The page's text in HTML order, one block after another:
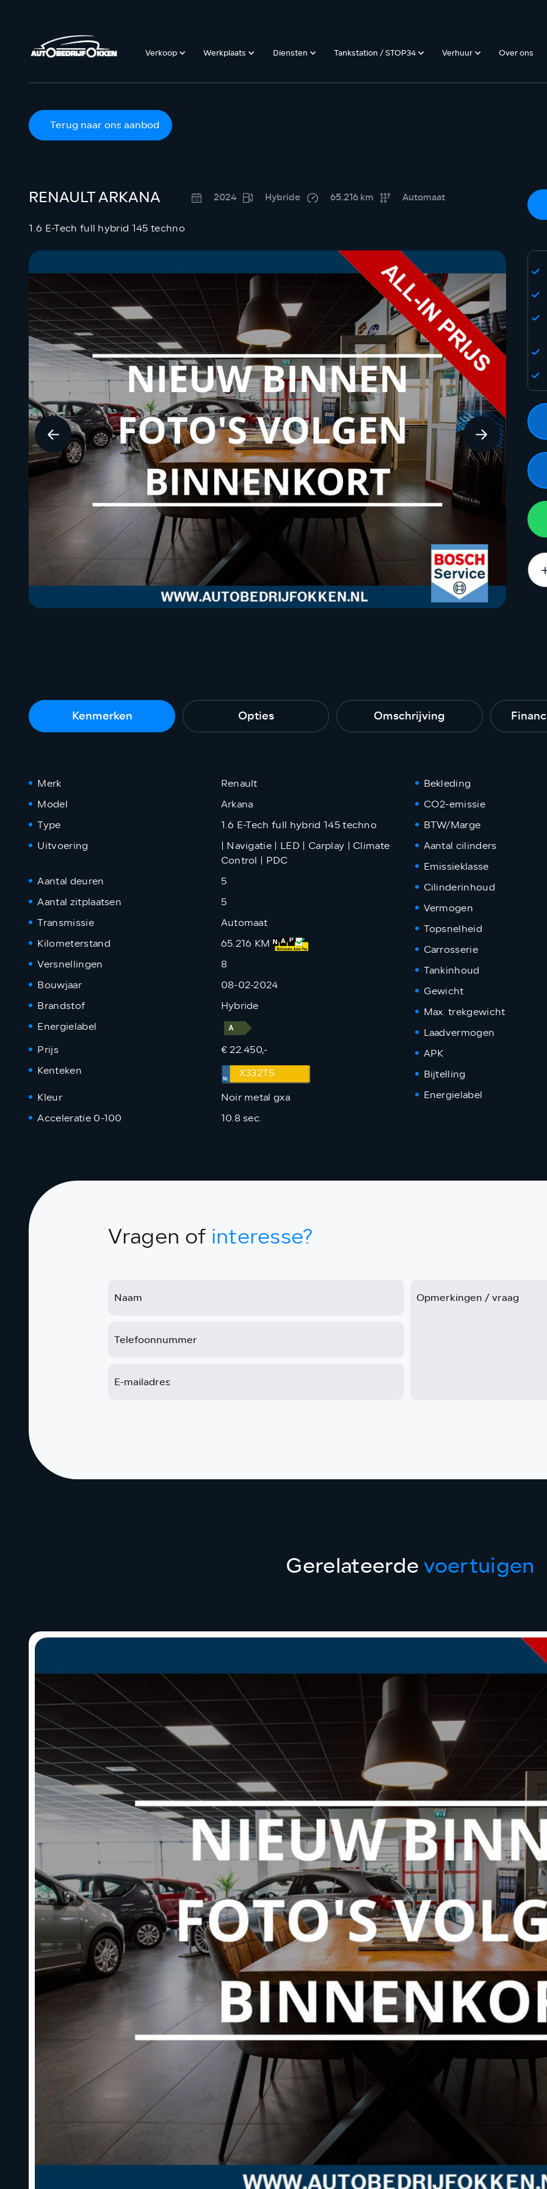
Verkoop Werkplaats Diensten Tankstation / STOP34 Verhuur Over ons
Terug naar ons aanbod
RENAULT ARKANA 2024 Hybride 65.216 km Automaat
1.6 E-Tech full hybrid 145 techno
Kenmerken Opties Omschrijving
Merk
Renault
Model
Arkana
Type
1.6 E-Tech full hybrid 145 techno
Uitvoering
| Navigatie | LED | Carplay | Climate
Control | PDC
Aantal deuren
5
Aantal zitplaatsen
5
Transmissie
Automaat
Kilometerstand
65.216 KM
Versnellingen
8
Bouwjaar
08-02-2024
Brandstof
Hybride
Energielabel
Prijs
€ 22.450,-
Kenteken
X332TS
Kleur
Noir metal gxa
Acceleratie 0-100
10.8 sec.
Bekleding
CO2-emissie
BTW/Marge
Aantal cilinders
Emissieklasse
Cilinderinhoud
Vermogen
Topsnelheid
Carrosserie
Tankinhoud
Gewicht
Max. trekgewicht
Laadvermogen
APK
Bijtelling
Energielabel
Vragen of interesse?
Gerelateerdevoertuigen